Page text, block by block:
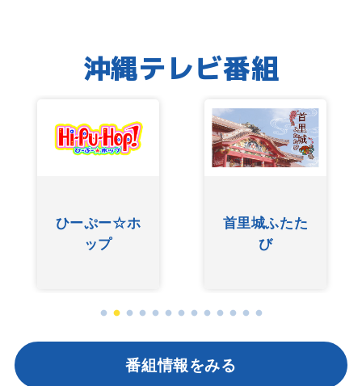
沖縄テレビ番組
ひーぷー☆ホ
ップ
首里城ふたた
び
番組情報をみる